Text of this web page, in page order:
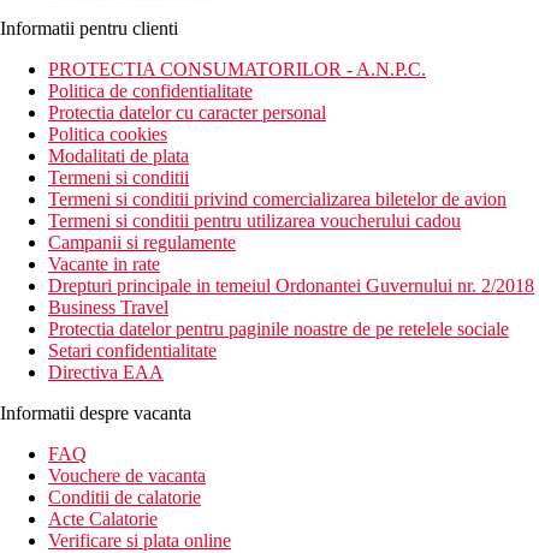
Informatii pentru clienti
PROTECTIA CONSUMATORILOR - A.N.P.C.
Politica de confidentialitate
Protectia datelor cu caracter personal
Politica cookies
Modalitati de plata
Termeni si conditii
Termeni si conditii privind comercializarea biletelor de avion
Termeni si conditii pentru utilizarea voucherului cadou
Campanii si regulamente
Vacante in rate
Drepturi principale in temeiul Ordonantei Guvernului nr. 2/2018
Business Travel
Protectia datelor pentru paginile noastre de pe retelele sociale
Setari confidentialitate
Directiva EAA
Informatii despre vacanta
FAQ
Vouchere de vacanta
Conditii de calatorie
Acte Calatorie
Verificare si plata online